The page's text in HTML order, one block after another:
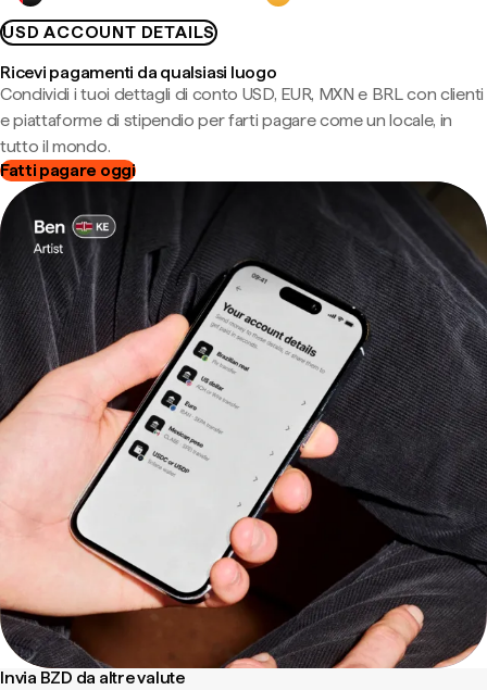
USD ACCOUNT DETAILS
Ricevi pagamenti da qualsiasi luogo
Condividi i tuoi dettagli di conto USD, EUR, MXN e BRL con clienti
e piattaforme di stipendio per farti pagare come un locale, in
tutto il mondo.
Fatti pagare oggi
Invia BZD da altre valute